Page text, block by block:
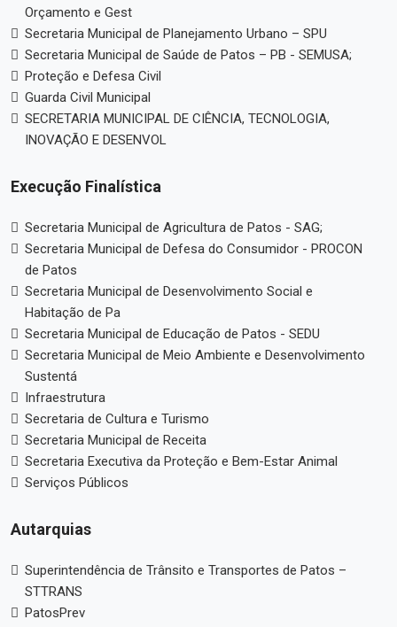
Orçamento e Gest
Secretaria Municipal de Planejamento Urbano – SPU
Secretaria Municipal de Saúde de Patos – PB - SEMUSA;
Proteção e Defesa Civil
Guarda Civil Municipal
SECRETARIA MUNICIPAL DE CIÊNCIA, TECNOLOGIA,
INOVAÇÃO E DESENVOL
Execução Finalística
Secretaria Municipal de Agricultura de Patos - SAG;
Secretaria Municipal de Defesa do Consumidor - PROCON
de Patos
Secretaria Municipal de Desenvolvimento Social e
Habitação de Pa
Secretaria Municipal de Educação de Patos - SEDU
Secretaria Municipal de Meio Ambiente e Desenvolvimento
Sustentá
Infraestrutura
Secretaria de Cultura e Turismo
Secretaria Municipal de Receita
Secretaria Executiva da Proteção e Bem-Estar Animal
Serviços Públicos
Autarquias
Superintendência de Trânsito e Transportes de Patos –
STTRANS
PatosPrev